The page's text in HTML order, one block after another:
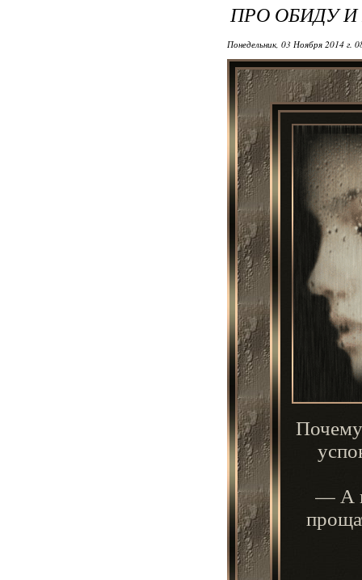
ПРО ОБИДУ
Понедельник, 03 Ноября 2014 г.
— А